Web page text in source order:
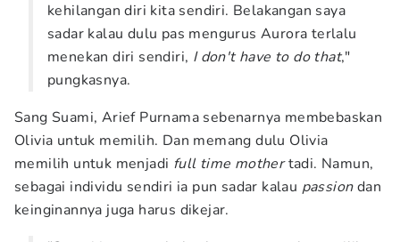
kehilangan diri kita sendiri. Belakangan saya
sadar kalau dulu pas mengurus Aurora terlalu
menekan diri sendiri, I don't have to do that,"
pungkasnya.
Sang Suami, Arief Purnama sebenarnya membebaskan
Olivia untuk memilih. Dan memang dulu Olivia
memilih untuk menjadi full time mothertadi. Namun,
sebagai individu sendiri ia pun sadar kalau passiondan
keinginannya juga harus dikejar.